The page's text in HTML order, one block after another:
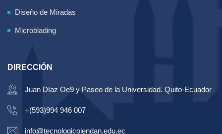
Diseño de Miradas
Microblading
DIRECCIÓN
Juan Díaz Oe9 y Paseo de la Universidad. Quito-Ecuador
+(593)994 946 007
info@tecnologicolendan.edu.ec